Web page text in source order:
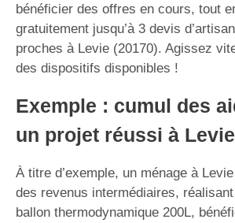
bénéficier des offres en cours, tout
gratuitement jusqu’à 3 devis
proches à Levie (20170). Agissez
des dispositifs disponibles !
Exemple : cumul des
un projet réussi à
À titre d’exemple, un ménage à
des revenus intermédiaires, réalisant
ballon thermodynamique 200L,